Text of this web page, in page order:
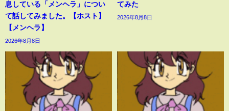
息している「メンヘラ」につい
て話してみました。【ホスト】
【メンヘラ】
2026年8月8日
てみた
2026年8月8日